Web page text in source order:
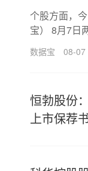
个股方面，
宝） 8月7日
数据宝 08-07
恒勃股份
上市保荐